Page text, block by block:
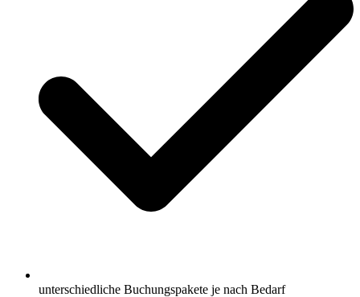
unterschiedliche Buchungspakete je nach Bedarf